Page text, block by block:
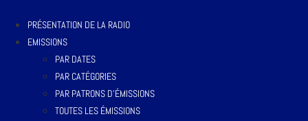
PRÉSENTATION DE LA RADIO
EMISSIONS
PAR DATES
PAR CATÉGORIES
PAR PATRONS D’ÉMISSIONS
TOUTES LES ÉMISSIONS